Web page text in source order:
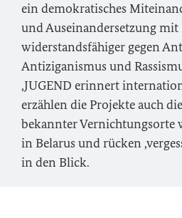
ein demokratisches
und Auseinandersetzung
widerstandsfähiger gegen
Antiziganismus und
‚JUGEND erinnert
erzählen die Projekte auch
bekannter Vernichtungsorte
in Belarus und rücken
in den Blick.